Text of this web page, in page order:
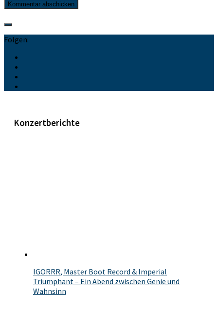
Folgen:
Konzertberichte
IGORRR, Master Boot Record & Imperial
Triumphant – Ein Abend zwischen Genie und
Wahnsinn